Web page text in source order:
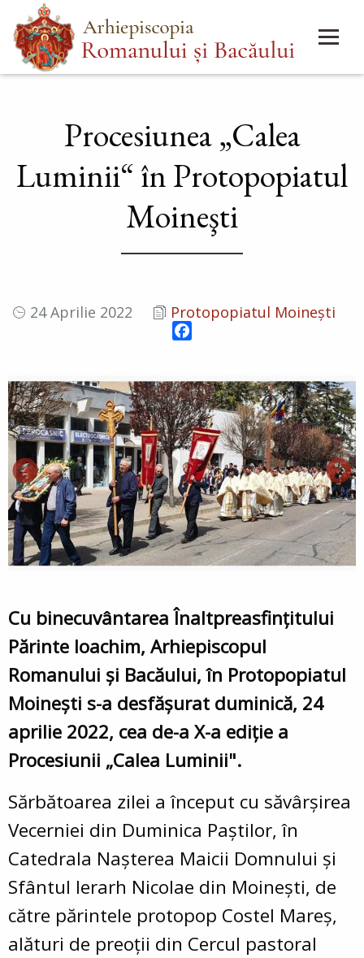
Mergi
la
conţinutul
Main
menu
Procesiunea „Calea
Luminii“ în Protopopiatul
Moineşti
24 Aprilie 2022 Protopopiatul Moinești
Cu binecuvântarea Înaltpreasfinţitului
Părinte Ioachim, Arhiepiscopul
Romanului şi Bacăului, în Protopopiatul
Moineşti s-a desfășurat duminică, 24
aprilie 2022, cea de-a X-a ediţie a
Procesiunii „Calea Luminii".
Sărbătoarea zilei a început cu săvârșirea
Vecerniei din Duminica Paștilor, în
Catedrala Nașterea Maicii Domnului și
Sfântul Ierarh Nicolae din Moinești, de
către părintele protopop Costel Mareș,
alături de preoții din Cercul pastoral